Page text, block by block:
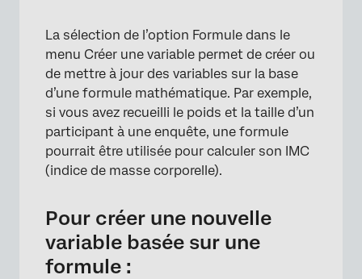
×
La sélection de l’option Formule dans le
menu Créer une variable permet de créer ou
de mettre à jour des variables sur la base
d’une formule mathématique. Par exemple,
si vous avez recueilli le poids et la taille d’un
participant à une enquête, une formule
pourrait être utilisée pour calculer son IMC
(indice de masse corporelle).
Pour créer une nouvelle
variable basée sur une
formule :